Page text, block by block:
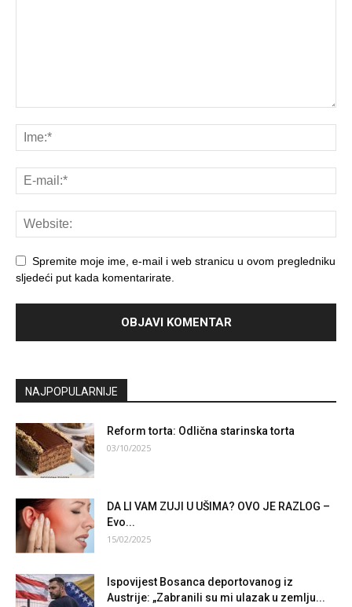
Spremite moje ime, e-mail i web stranicu u ovom pregledniku
sljedeći put kada komentarirate.
NAJPOPULARNIJE
Reform torta: Odlična starinska torta
03/10/2025
DA LI VAM ZUJI U UŠIMA? OVO JE RAZLOG –
Evo...
15/02/2025
Ispovijest Bosanca deportovanog iz
Austrije: „Zabranili su mi ulazak u zemlju...